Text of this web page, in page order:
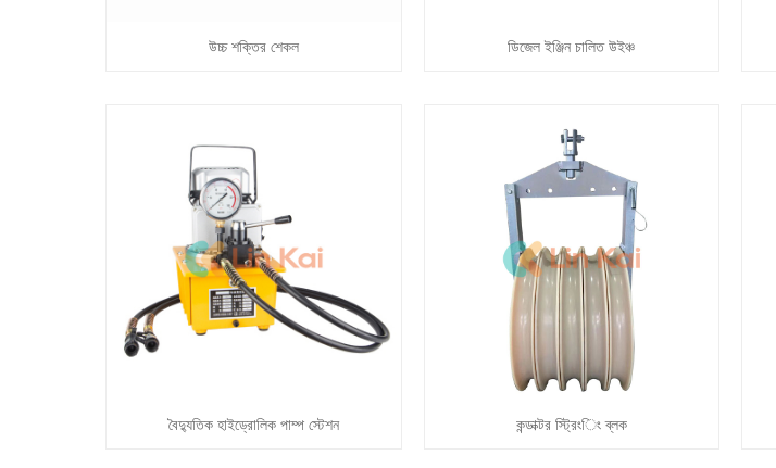
উচ্চ শক্তির শেকল ডিজেল ইঞ্জিন চালিত উইঞ্চ
বৈদ্যুতিক হাইড্রোলিক পাম্প স্টেশন কন্ডাক্টর স্ট্রিংিং ব্লক